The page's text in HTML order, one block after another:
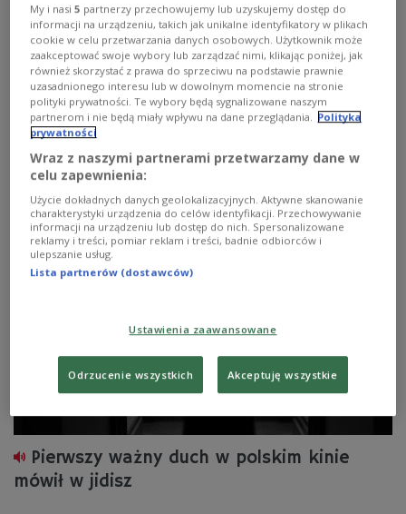
Filmowy rysopis Jerzego Skolimowskiego
Pierwszy ważny duch w polskim kinie
mówił w jidisz
My i nasi5 partnerzy przechowujemy lub uzyskujemy dostęp do
informacji na urządzeniu, takich jak unikalne identyfikatory w plikach
cookie w celu przetwarzania danych osobowych. Użytkownik może
zaakceptować swoje wybory lub zarządzać nimi, klikając poniżej, jak
również skorzystać z prawa do sprzeciwu na podstawie prawnie
uzasadnionego interesu lub w dowolnym momencie na stronie
polityki prywatności. Te wybory będą sygnalizowane naszym
partnerom i nie będą miały wpływu na dane przeglądania.
Polityka
prywatności
Wraz z naszymi partnerami przetwarzamy dane w
celu zapewnienia:
Użycie dokładnych danych geolokalizacyjnych. Aktywne skanowanie
charakterystyki urządzenia do celów identyfikacji. Przechowywanie
informacji na urządzeniu lub dostęp do nich. Spersonalizowane
reklamy i treści, pomiar reklam i treści, badnie odbiorców i
ulepszanie usług.
Lista partnerów (dostawców)
Ustawienia zaawansowane
Odrzucenie wszystkich Akceptuję wszystkie